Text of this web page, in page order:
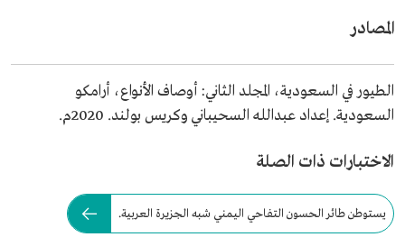
المصادر
الطيور في السعودية، المجلد الثاني: أوصاف الأنواع، أرامكو
السعودية. إعداد عبدالله السحيباني وكريس بولند. 2020م.
الاختبارات ذات الصلة
يستوطن طائر الحسون التفاحي اليمني شبه الجزيرة العربية.